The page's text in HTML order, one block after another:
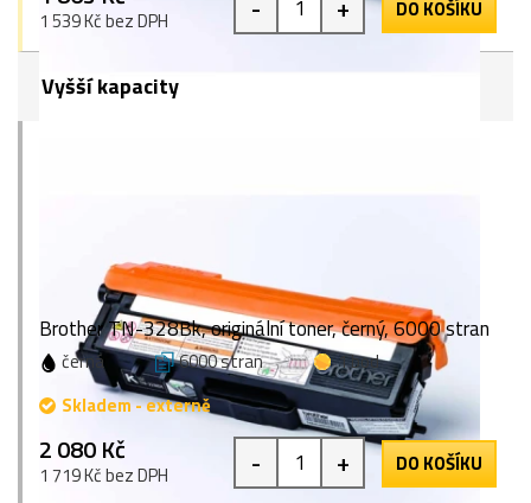
1 539 Kč bez DPH DO KOŠÍKU
Vyšší kapacity
Brother TN-328Bk, originální toner, černý, 6000 stran
černá 6000 stran
1 bod
Skladem - externě
2 080 Kč
1 719 Kč bez DPH - + DO KOŠÍKU